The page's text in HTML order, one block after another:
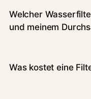
Welcher
und meinem
Was kostet eine